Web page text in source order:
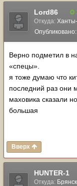
Lord86
Откуда:
Опубликовано:
Верно подметил в
«спецы».
я тоже думаю что
последний раз они
маховика сказали
большая
Вверх
HUNTER-1
Откуда: Брянск